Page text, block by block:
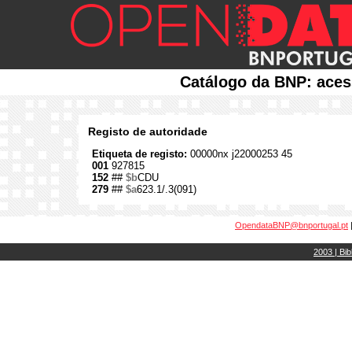
Catálogo da BNP:
Registo de autoridade
Etiqueta de registo: 00000nx j22000253 45
001 927815
152 ## $bCDU
279 ## $a623.1/.3(091)
OpendataBNP@bnportugal.pt
2003 |